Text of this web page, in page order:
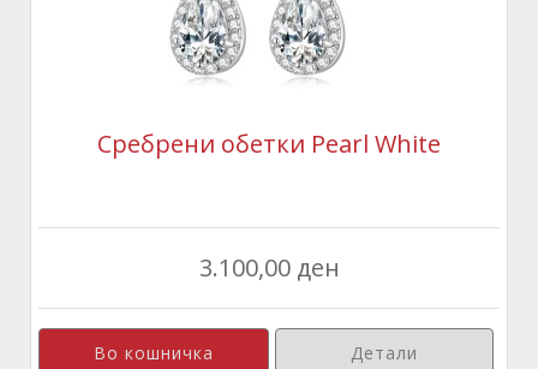
Сребрени обетки Pearl White
3.100,00 ден
Детали